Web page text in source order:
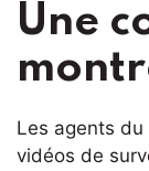
Une
Les agents du
vidéos de